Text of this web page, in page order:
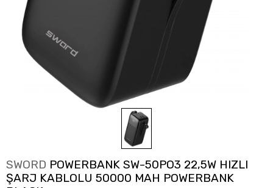
SWORD POWERBANK SW-50PO3 22,5W HIZLI
ŞARJ KABLOLU 50000 MAH POWERBANK